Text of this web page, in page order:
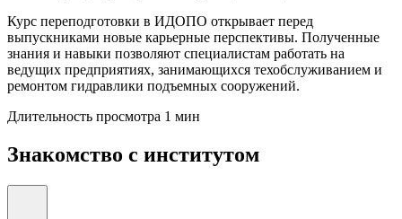
Курс переподготовки в ИДОПО открывает перед
выпускниками новые карьерные перспективы. Полученные
знания и навыки позволяют специалистам работать на
ведущих предприятиях, занимающихся техобслуживанием и
ремонтом гидравлики подъемных сооружений.
Длительность просмотра 1 мин
Знакомство с институтом